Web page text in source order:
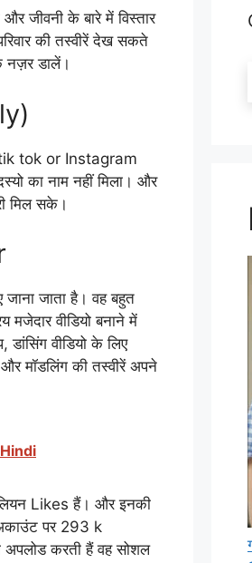
जीवनी के बारे में विस्तार
की तस्वीरें देख सकते
नज़र डालें।
tik tok or Instagram
का नाम नहीं मिला। और
मिल सके।
जाता है। वह बहुत
मजेदार वीडियो बनाने में
डांसिंग वीडियो के लिए
मॉडलिंग की तस्वीरें अपने
Hindi
Likes हैं। और इनकी
पर 293 k
अपलोड करती हैं वह सोशल